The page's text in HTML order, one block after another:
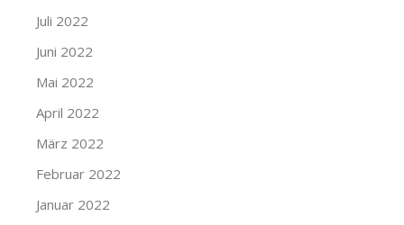
Juli 2022
Juni 2022
Mai 2022
April 2022
März 2022
Februar 2022
Januar 2022